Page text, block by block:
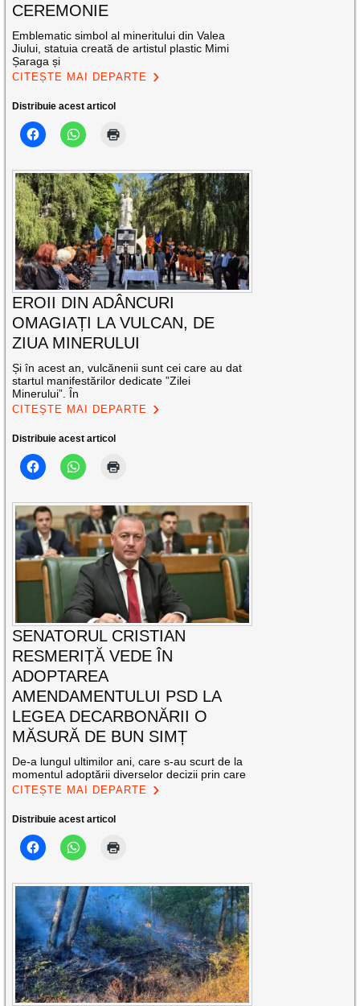
CEREMONIE
Emblematic simbol al mineritului din Valea
Jiului, statuia creată de artistul plastic Mimi
Șaraga și
CITEȘTE MAI DEPARTE
Distribuie acest articol
EROII DIN ADÂNCURI
OMAGIAȚI LA VULCAN, DE
ZIUA MINERULUI
Și în acest an, vulcănenii sunt cei care au dat
startul manifestărilor dedicate ”Zilei
Minerului”. În
CITEȘTE MAI DEPARTE
Distribuie acest articol
SENATORUL CRISTIAN
RESMERIȚĂ VEDE ÎN
ADOPTAREA
AMENDAMENTULUI PSD LA
LEGEA DECARBONĂRII O
MĂSURĂ DE BUN SIMȚ
De-a lungul ultimilor ani, care s-au scurt de la
momentul adoptării diverselor decizii prin care
CITEȘTE MAI DEPARTE
Distribuie acest articol